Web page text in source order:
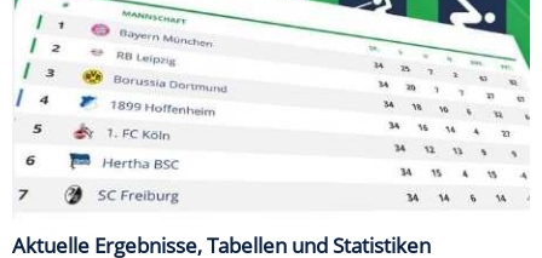
Aktuelle Ergebnisse, Tabellen und Statistiken